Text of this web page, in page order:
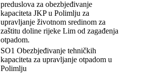
preduslova za obezbjeđivanje
kapaciteta JKP u Polimlju za
upravljanje životnom sredinom za
zaštitu doline rijeke Lim od zagađenja
otpadom.
SO1 Obezbjeđivanje tehničkih
kapaciteta za upravljanje otpadom u
Polimlju